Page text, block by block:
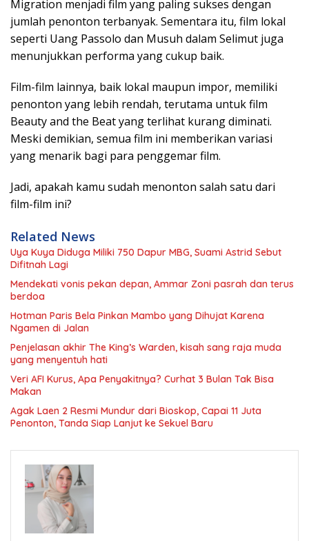
Migration menjadi film yang paling sukses dengan
jumlah penonton terbanyak. Sementara itu, film lokal
seperti Uang Passolo dan Musuh dalam Selimut juga
menunjukkan performa yang cukup baik.
Film-film lainnya, baik lokal maupun impor, memiliki
penonton yang lebih rendah, terutama untuk film
Beauty and the Beat yang terlihat kurang diminati.
Meski demikian, semua film ini memberikan variasi
yang menarik bagi para penggemar film.
Jadi, apakah kamu sudah menonton salah satu dari
film-film ini?
Related News
Uya Kuya Diduga Miliki 750 Dapur MBG, Suami Astrid Sebut
Difitnah Lagi
Mendekati vonis pekan depan, Ammar Zoni pasrah dan terus
berdoa
Hotman Paris Bela Pinkan Mambo yang Dihujat Karena
Ngamen di Jalan
Penjelasan akhir The King’s Warden, kisah sang raja muda
yang menyentuh hati
Veri AFI Kurus, Apa Penyakitnya? Curhat 3 Bulan Tak Bisa
Makan
Agak Laen 2 Resmi Mundur dari Bioskop, Capai 11 Juta
Penonton, Tanda Siap Lanjut ke Sekuel Baru